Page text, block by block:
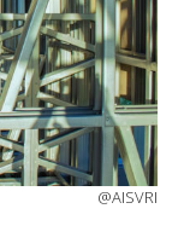
@AISVRI